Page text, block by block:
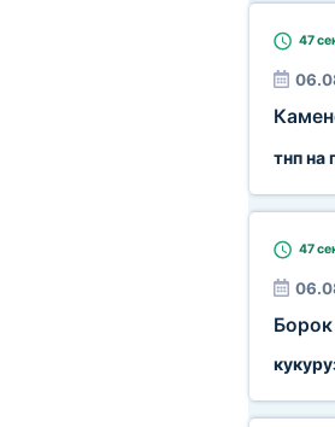
47
тнп на
47
Борок